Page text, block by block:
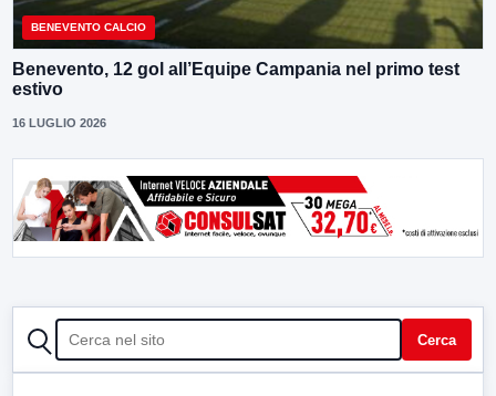
BENEVENTO CALCIO
Benevento, 12 gol all’Equipe Campania nel primo test
estivo
16 LUGLIO 2026
CERCA Cerca